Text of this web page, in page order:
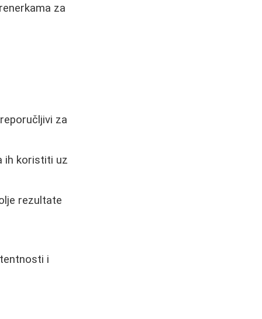
za
za
ih koristiti uz
rezultate
i